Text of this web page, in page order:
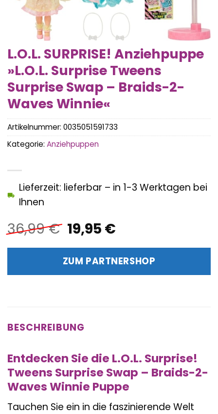
L.O.L. SURPRISE! Anziehpuppe
»L.O.L. Surprise Tweens
Surprise Swap – Braids-2-
Waves Winnie«
36,99€ Ursprünglicher
Preis
war:
36,99 €
19,95 €Aktueller
ist:
19,95 €.
Lieferzeit: lieferbar – in 1-3 Werktagen bei
Ihnen
ZUM PARTNERSHOP
Artikelnummer: 0035051591733
Kategorie: Anziehpuppen
BESCHREIBUNG
Entdecken Sie die L.O.L. Surprise!
Tweens Surprise Swap – Braids-2-
Waves Winnie Puppe
Tauchen Sie ein in die faszinierende Welt